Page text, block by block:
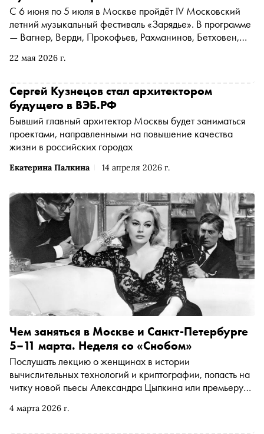
22 мая 2026 г.
С 6 июня по 5 июля в Москве пройдёт IV Московский
летний музыкальный фестиваль «Зарядье». В программе
— Вагнер, Верди, Прокофьев, Рахманинов, Бетховен,
«Сноб» выбрал главные концерты
Екатерина Палкина 14 апреля 2026 г.
Сергей Кузнецов стал архитектором
будущего в ВЭБ.РФ
Бывший главный архитектор Москвы будет заниматься
проектами, направленными на повышение качества
жизни в российских городах
4 марта 2026 г.
Чем заняться в Москве и Санкт-Петербурге
5–11 марта. Неделя со «Снобом»
Послушать лекцию о женщинах в истории
вычислительных технологий и криптографии, попасть на
читку новой пьесы Александра Цыпкина или премьеру
Рассказываем, чем заняться и куда сходить на